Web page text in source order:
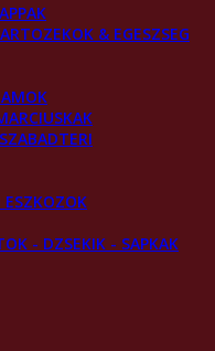
& EGESZSEG
- DZSEKIK - SAPKAK